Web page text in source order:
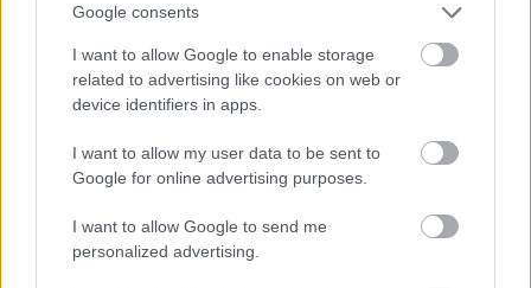
Google consents
I want to allow Google to enable storage
related to advertising like cookies on web or
device identifiers in apps.
I want to allow my user data to be sent to
Google for online advertising purposes.
I want to allow Google to send me
personalized advertising.
Megszűnhetnek a magyar támogatások, drámai
bejelentést tett a Sepsi tulajdonosa
A Sepsi akadémiája eddig évente több mint kétmillió euró magyar